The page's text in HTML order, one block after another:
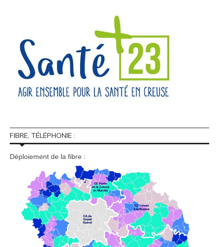
FIBRE, TÉLÉPHONIE :
Déploiement de la fibre :